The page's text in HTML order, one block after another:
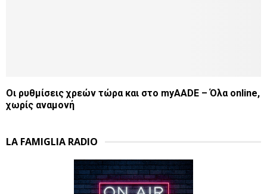
Οι ρυθμίσεις χρεών τώρα και στο myAADE – Όλα online,
χωρίς αναμονή
LA FAMIGLIA RADIO